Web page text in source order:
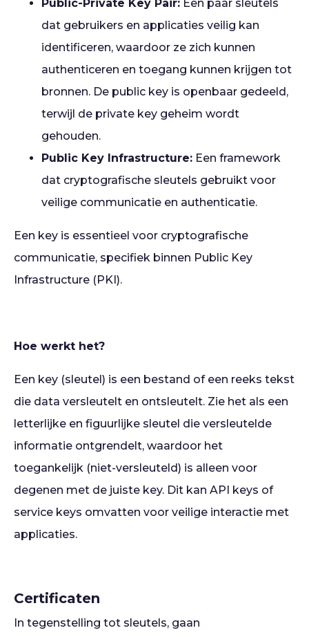
Public-Private Key Pair: Een paar sleutels
dat gebruikers en applicaties veilig kan
identificeren, waardoor ze zich kunnen
authenticeren en toegang kunnen krijgen tot
bronnen. De public key is openbaar gedeeld,
terwijl de private key geheim wordt
gehouden.
Public Key Infrastructure: Een framework
dat cryptografische sleutels gebruikt voor
veilige communicatie en authenticatie.
Een key is essentieel voor cryptografische
communicatie, specifiek binnen Public Key
Infrastructure (PKI).
Hoe werkt het?
Een key (sleutel) is een bestand of een reeks tekst
die data versleutelt en ontsleutelt. Zie het als een
letterlijke en figuurlijke sleutel die versleutelde
informatie ontgrendelt, waardoor het
toegankelijk (niet-versleuteld) is alleen voor
degenen met de juiste key. Dit kan API keys of
service keys omvatten voor veilige interactie met
applicaties.
Certificaten
In tegenstelling tot sleutels, gaan